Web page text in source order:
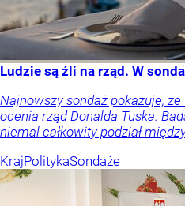
Ludzie są źli na rząd. W
Najnowszy sondaż pokazuje,
ocenia rząd Donalda Tuska.
niemal całkowity podział
KrajPolitykaSondaże